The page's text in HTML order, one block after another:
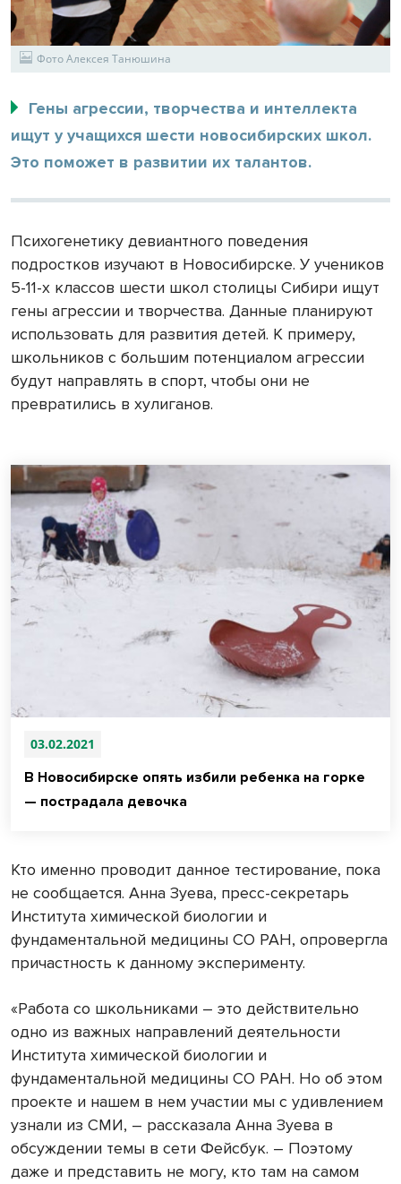
Фото Алексея Танюшина
Гены агрессии, творчества и интеллекта
ищут у учащихся шести новосибирских школ.
Это поможет в развитии их талантов.
Психогенетику девиантного поведения
подростков изучают в Новосибирске. У учеников
5-11-х классов шести школ столицы Сибири ищут
гены агрессии и творчества. Данные планируют
использовать для развития детей. К примеру,
школьников с большим потенциалом агрессии
будут направлять в спорт, чтобы они не
превратились в хулиганов.
03.02.2021
В Новосибирске опять избили ребенка на горке
— пострадала девочка
Кто именно проводит данное тестирование, пока
не сообщается. Анна Зуева, пресс-секретарь
Института химической биологии и
фундаментальной медицины СО РАН, опровергла
причастность к данному эксперименту.
«Работа со школьниками – это действительно
одно из важных направлений деятельности
Института химической биологии и
фундаментальной медицины СО РАН. Но об этом
проекте и нашем в нем участии мы с удивлением
узнали из СМИ, – рассказала Анна Зуева в
обсуждении темы в сети Фейсбук. – Поэтому
даже и представить не могу, кто там на самом